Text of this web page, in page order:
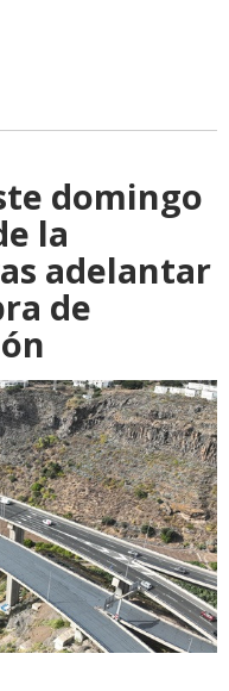
domingo
la
adelantar
de